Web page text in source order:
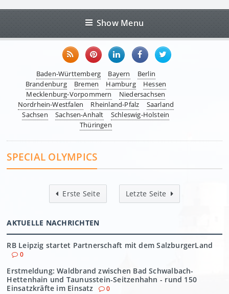
Show Menu
Baden-Württemberg Bayern
Berlin
Brandenburg
Bremen Hamburg
Hessen
Mecklenburg-Vorpommern
Niedersachsen
Nordrhein-Westfalen
Rheinland-Pfalz
Saarland
Sachsen
Sachsen-Anhalt
Schleswig-Holstein
Thüringen
SPECIAL OLYMPICS
Erste Seite Letzte Seite
AKTUELLE NACHRICHTEN
RB Leipzig startet Partnerschaft mit dem SalzburgerLand
0
Erstmeldung: Waldbrand zwischen Bad Schwalbach-
Hettenhain und Taunusstein-Seitzenhahn - rund 150
Einsatzkräfte im Einsatz
0